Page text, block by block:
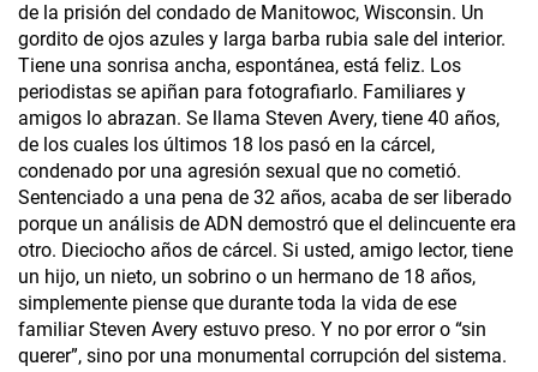
de la prisión del condado de Manitowoc, Wisconsin. Un
gordito de ojos azules y larga barba rubia sale del interior.
Tiene una sonrisa ancha, espontánea, está feliz. Los
periodistas se apiñan para fotografiarlo. Familiares y
amigos lo abrazan. Se llama Steven Avery, tiene 40 años,
de los cuales los últimos 18 los pasó en la cárcel,
condenado por una agresión sexual que no cometió.
Sentenciado a una pena de 32 años, acaba de ser liberado
porque un análisis de ADN demostró que el delincuente era
otro. Dieciocho años de cárcel. Si usted, amigo lector, tiene
un hijo, un nieto, un sobrino o un hermano de 18 años,
simplemente piense que durante toda la vida de ese
familiar Steven Avery estuvo preso. Y no por error o “sin
querer”, sino por una monumental corrupción del sistema.